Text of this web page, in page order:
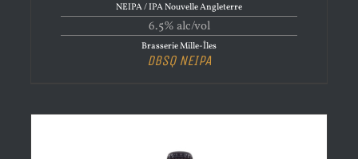
NEIPA / IPA Nouvelle Angleterre
6.5% alc/vol
Brasserie Mille-Îles
DBSQ NEIPA